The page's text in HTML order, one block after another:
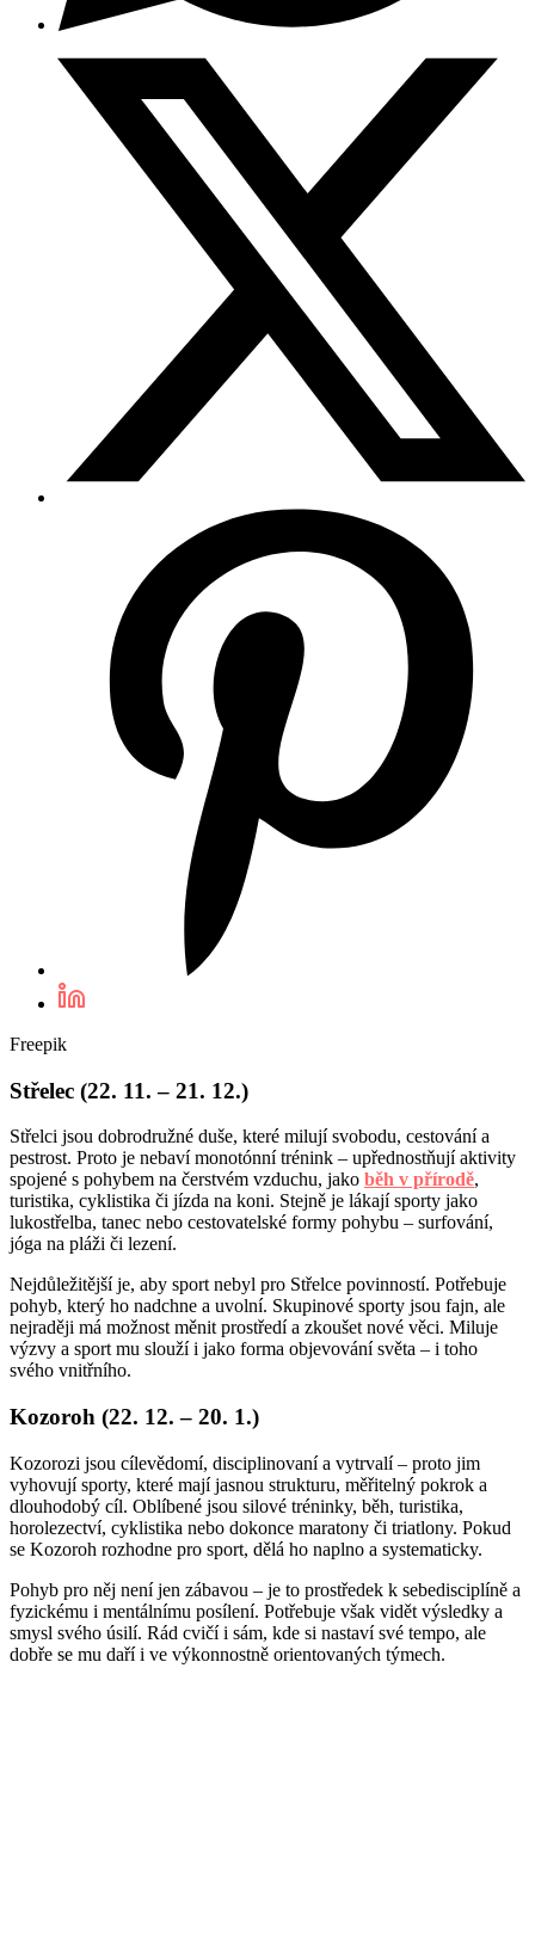
Freepik
Střelec (22. 11. – 21. 12.)
Střelci jsou dobrodružné duše, které milují svobodu, cestování a
pestrost. Proto je nebaví monotónní trénink – upřednostňují aktivity
spojené s pohybem na čerstvém vzduchu, jako běh v přírodě,
turistika, cyklistika či jízda na koni. Stejně je lákají sporty jako
lukostřelba, tanec nebo cestovatelské formy pohybu – surfování,
jóga na pláži či lezení.
Nejdůležitější je, aby sport nebyl pro Střelce povinností. Potřebuje
pohyb, který ho nadchne a uvolní. Skupinové sporty jsou fajn, ale
nejraději má možnost měnit prostředí a zkoušet nové věci. Miluje
výzvy a sport mu slouží i jako forma objevování světa – i toho
svého vnitřního.
Kozoroh (22. 12. – 20. 1.)
Kozorozi jsou cílevědomí, disciplinovaní a vytrvalí – proto jim
vyhovují sporty, které mají jasnou strukturu, měřitelný pokrok a
dlouhodobý cíl. Oblíbené jsou silové tréninky, běh, turistika,
horolezectví, cyklistika nebo dokonce maratony či triatlony. Pokud
se Kozoroh rozhodne pro sport, dělá ho naplno a systematicky.
Pohyb pro něj není jen zábavou – je to prostředek k sebedisciplíně a
fyzickému i mentálnímu posílení. Potřebuje však vidět výsledky a
smysl svého úsilí. Rád cvičí i sám, kde si nastaví své tempo, ale
dobře se mu daří i ve výkonnostně orientovaných týmech.